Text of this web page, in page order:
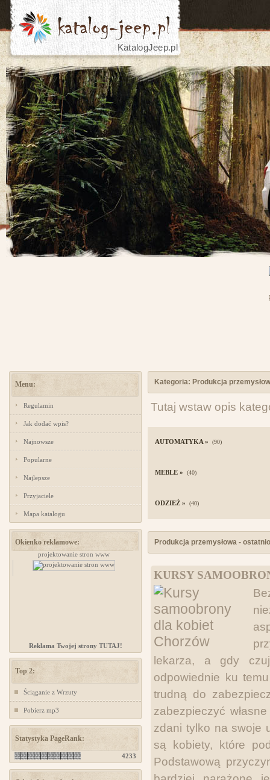
KatalogJeep.pl
Menu:
Regulamin
Jak dodać wpis?
Najnowsze
Popularne
Najlepsze
Przyjaciele
Mapa katalogu
Okienko reklamowe:
projektowanie stron www www.ministerstwogadzetow.com
Reklama Twojej strony TUTAJ!
Top 2:
Ściąganie z Wrzuty
Pobierz mp3
Statystyka PageRank:
4233
Kategoria: Produkcja
Tutaj wstaw opis
AUTOMATYKA » (90)
MEBLE » (40)
ODZIEŻ » (40)
Produkcja przemysłowa -
KURSY
lekarza, a gdy
odpowiednie ku
trudną do
zabezpieczyć
zdani tylko na swoje
są kobiety, które
Podstawową